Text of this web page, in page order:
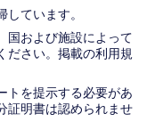
ています。
国および施設によって
ださい。掲載の利用規
トを提示する必要があ
証明書は認められませ